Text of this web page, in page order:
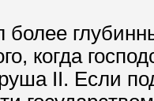
более
когда
II. Если